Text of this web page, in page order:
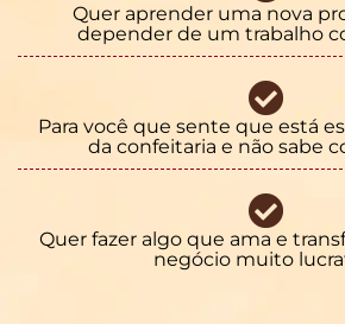
Quer aprender uma nova
depender de um trabalho
Para você que sente que está
da confeitaria e não sabe
Quer fazer algo que ama e
negócio muito